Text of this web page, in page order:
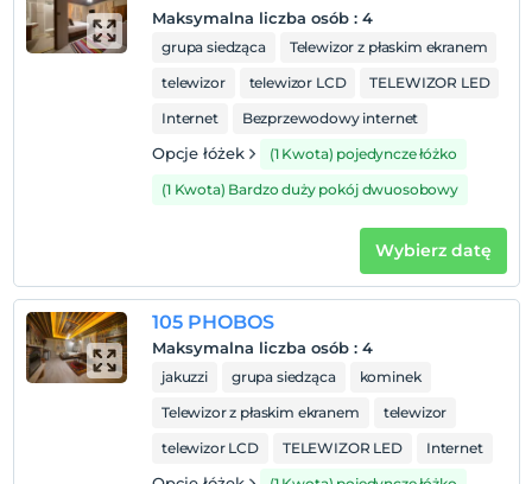
Maksymalna liczba osób : 4
grupa siedząca
Telewizor z płaskim ekranem
telewizor
telewizor LCD
TELEWIZOR LED
Internet
Bezprzewodowy internet
Opcje łóżek
(1 Kwota) pojedyncze łóżko
(1 Kwota) Bardzo duży pokój dwuosobowy
Wybierz datę
105 PHOBOS
Maksymalna liczba osób : 4
jakuzzi grupa siedząca
kominek
Telewizor z płaskim ekranem
telewizor
telewizor LCD
TELEWIZOR LED Internet